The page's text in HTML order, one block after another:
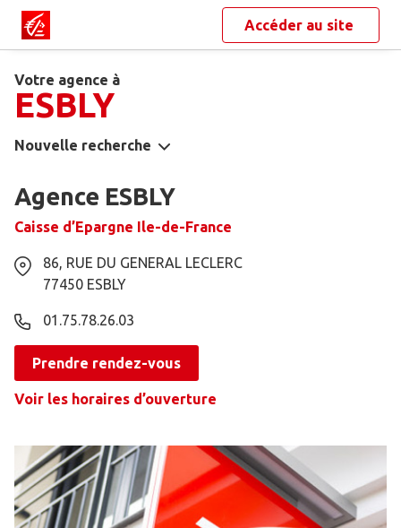
Accéder au site
Votre agence à
ESBLY
Nouvelle recherche
Agence ESBLY
Caisse d’Epargne Ile-de-France
86, RUE DU GENERAL LECLERC
77450 ESBLY
01.75.78.26.03
Prendre rendez-vous
Voir les horaires d’ouverture